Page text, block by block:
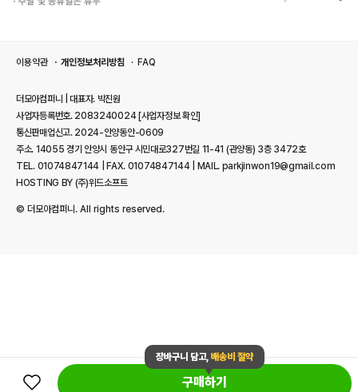
이용약관 개인정보처리방침 FAQ
더모아컴퍼니 | 대표자. 박진원
사업자등록번호. 2083240024 [사업자정보 확인]
통신판매업신고. 2024-안양동안-0609
주소. 14055 경기 안양시 동안구 시민대로327번길 11-41 (관양동) 3층 3472호
TEL. 01074847144 | FAX. 01074847144 | MAIL. parkjinwon19@gmail.com
HOSTING BY (주)위드소프트
© 더모아컴퍼니. All rights reserved.
장바구니 담고, 배송비 절약
구매하기